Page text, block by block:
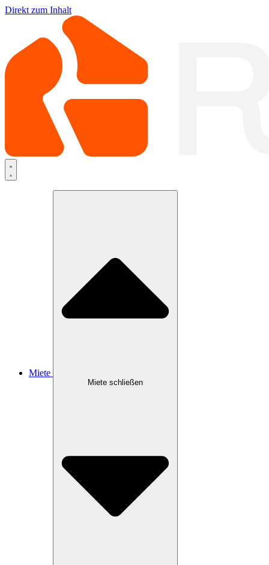
Direkt zum Inhalt
Miete
Miete schließen